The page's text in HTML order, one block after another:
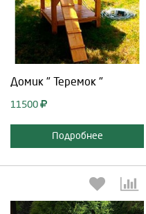
Домик " Теремок "
11500
Подробнее
Продолжить Отмена